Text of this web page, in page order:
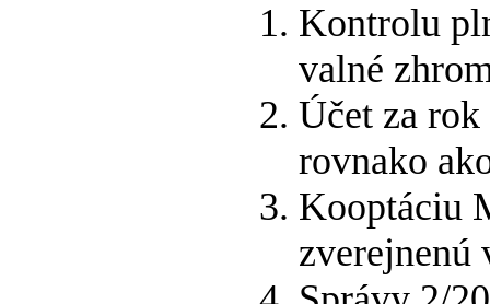
Kontrolu
valné
Účet za
rovnako
Kooptáciu
zverejnenú